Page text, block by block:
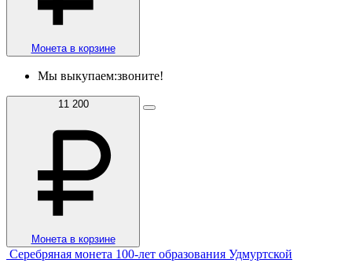
Монета в корзине
Мы выкупаем:звоните!
11 200
Монета в корзине
Серебряная монета 100-лет образования Удмуртской